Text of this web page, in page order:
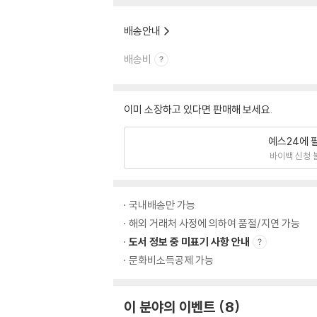
배송안내
배송비
이미 소장하고 있다면 판매해 보세요.
예스24에
바이백 신청
국내배송만 가능
해외 거래처 사정에 의하여 품절/지연 가능
도서 정보 중 미표기 사항 안내
문화비소득공제 가능
이 분야의 이벤트 8